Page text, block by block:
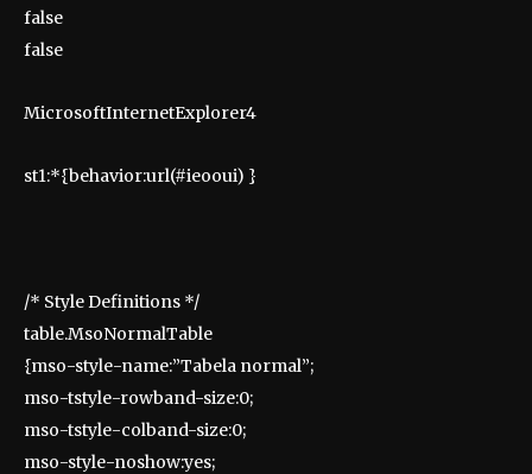
false
false
MicrosoftInternetExplorer4
st1:*{behavior:url(#ieooui) }
/* Style Definitions */
table.MsoNormalTable
{mso-style-name:”Tabela normal”;
mso-tstyle-rowband-size:0;
mso-tstyle-colband-size:0;
mso-style-noshow:yes;